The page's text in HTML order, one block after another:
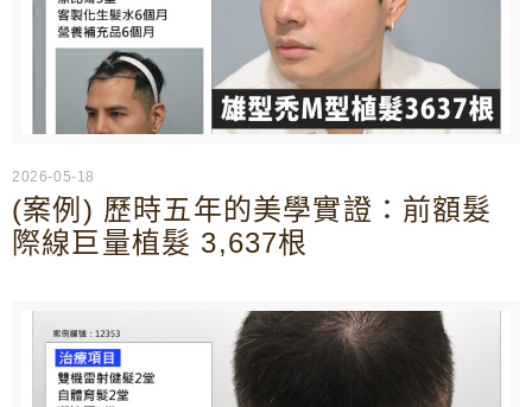
2026-05-18
(案例) 歷時五年的美學實證：前額髮
際線巨量植髮 3,637根